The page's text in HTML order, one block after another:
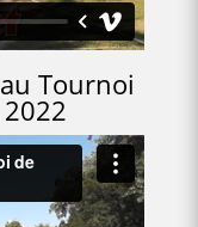
Tournoi